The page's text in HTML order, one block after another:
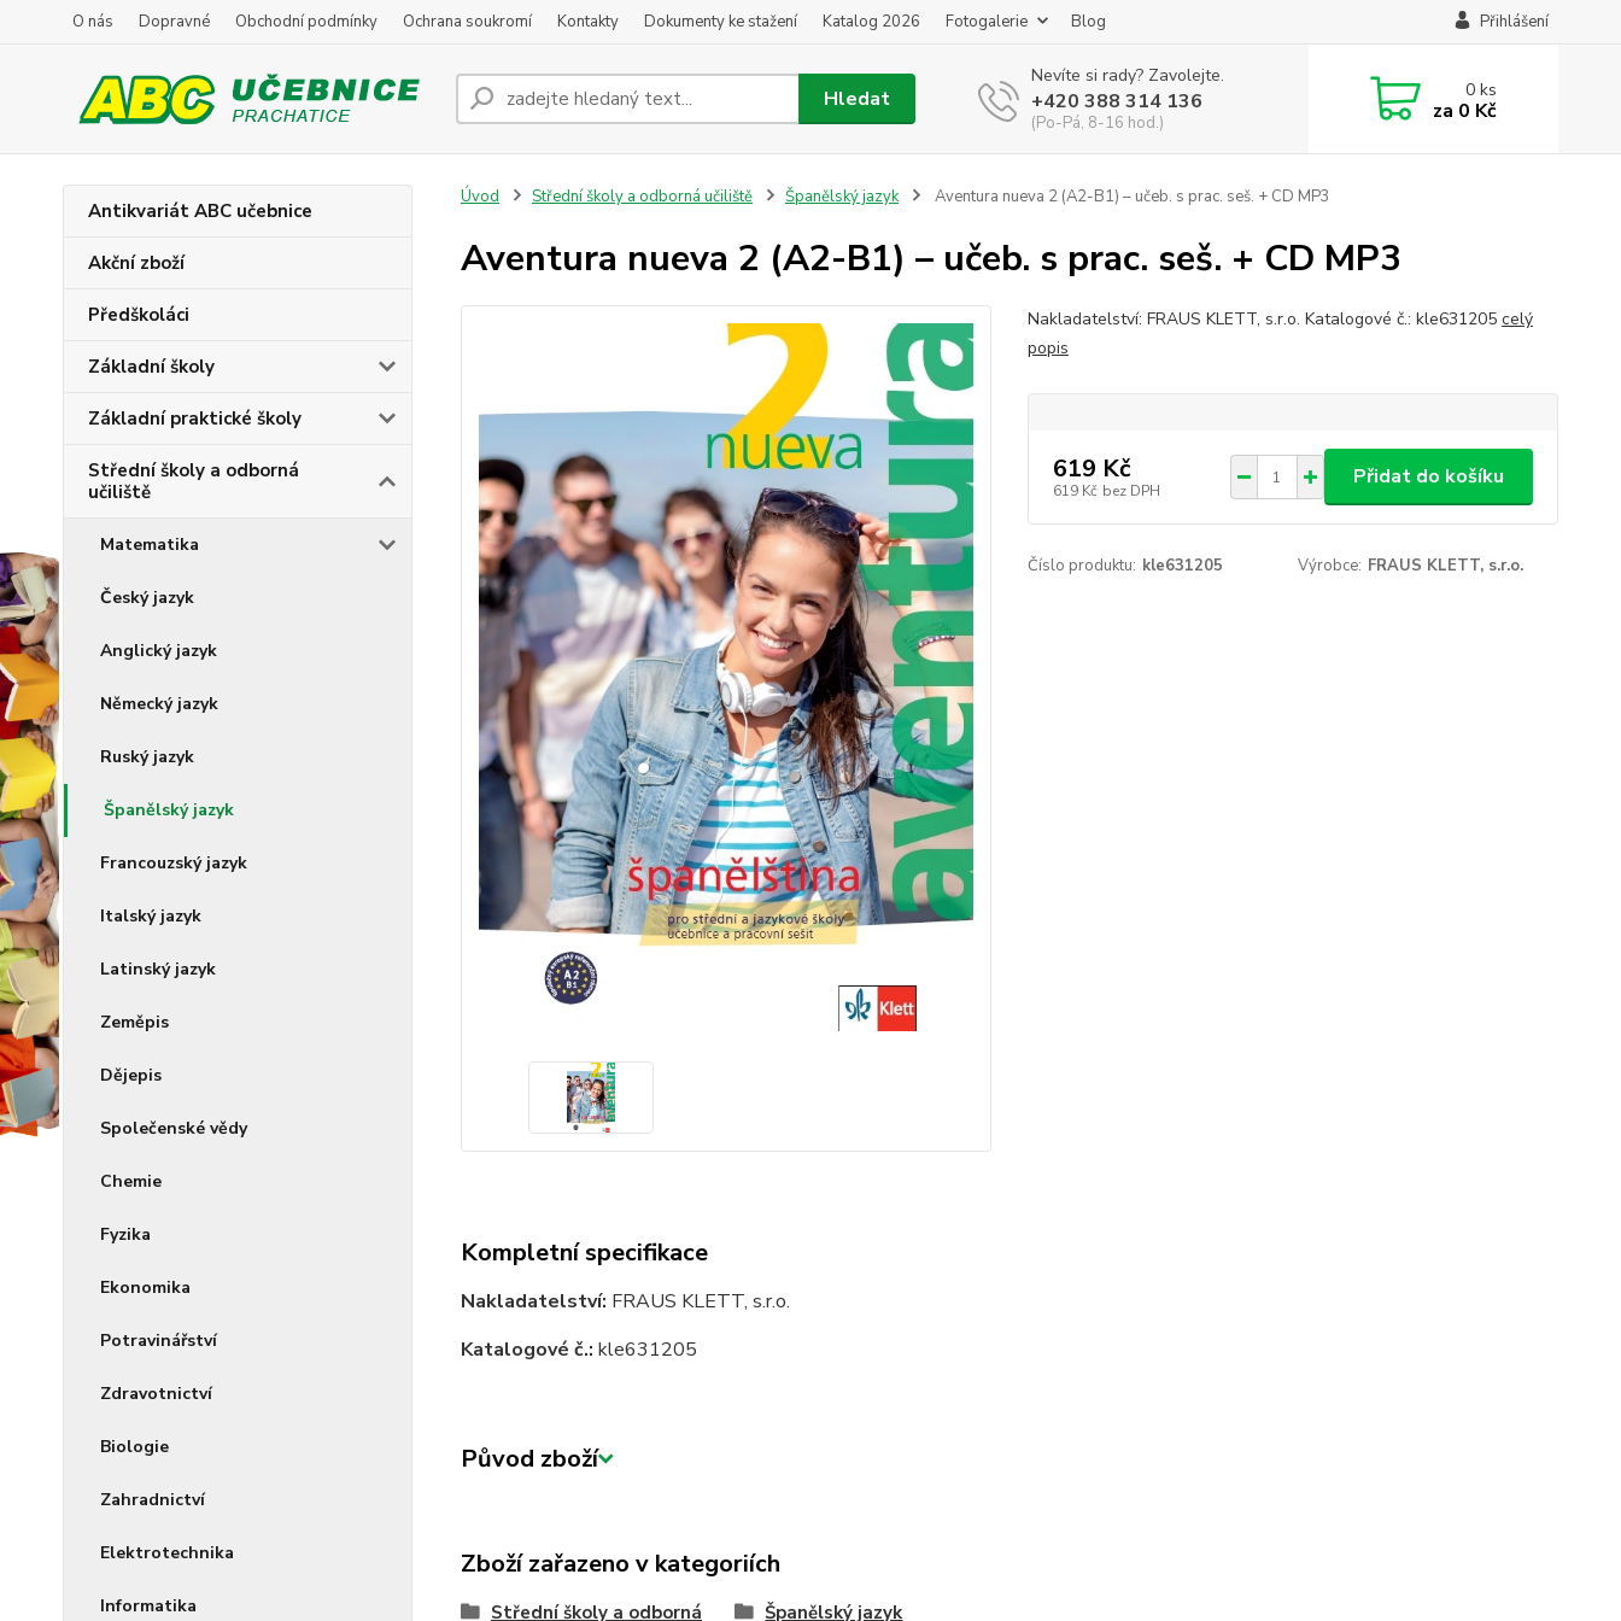
O nás Dopravné Obchodní podmínky Ochrana soukromí Kontakty Dokumenty ke stažení Katalog 2026 Fotogalerie Blog Přihlášení
Hledat
Nevíte si rady? Zavolejte.
+420 388 314 136
(Po-Pá, 8-16 hod.)
0ks
za 0 Kč
Antikvariát ABC učebnice
Akční zboží
Předškoláci
Základní školy
Základní praktické školy
Střední školy a odborná
učiliště
Matematika
Český jazyk
Anglický jazyk
Německý jazyk
Ruský jazyk
Španělský jazyk
Francouzský jazyk
Italský jazyk
Latinský jazyk
Zeměpis
Dějepis
Společenské vědy
Chemie
Fyzika
Ekonomika
Potravinářství
Zdravotnictví
Biologie
Zahradnictví
Elektrotechnika
Informatika
Úvod Střední školy a odborná učiliště Španělský jazyk Aventura nueva 2 (A2-B1) – učeb. s prac. seš. + CD MP3
Aventura nueva 2 (A2-B1) – učeb. s prac. seš. + CD MP3
Nakladatelství: FRAUS KLETT, s.r.o. Katalogové č.: kle631205 celý
popis
619 Kč
619 Kč bez DPH
Přidat do košíku
Číslo produktu: kle631205 Výrobce: FRAUS KLETT, s.r.o.
Kompletní specifikace
Nakladatelství: FRAUS KLETT, s.r.o.
Katalogové č.: kle631205
Původ zboží
Zboží zařazeno v kategoriích
Střední školy a odborná Španělský jazyk